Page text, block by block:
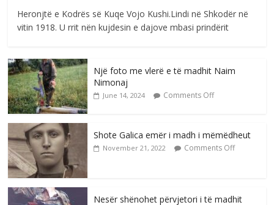
Heronjtë e Kodrës së Kuqe Vojo Kushi.Lindi në Shkodër në
vitin 1918. U rrit nën kujdesin e dajove mbasi prindërit
Një foto me vlerë e të madhit Naim
Nimonaj
June 14, 2024 Comments Off
Shote Galica emër i madh i mëmëdheut
November 21, 2022 Comments Off
Nesër shënohet përvjetori i të madhit